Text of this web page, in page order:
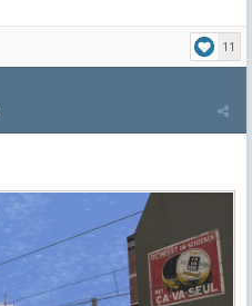
11